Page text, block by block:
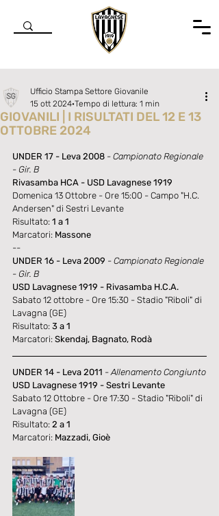
GIOVANILI | I RISULTATI DEL 12 E 13
OTTOBRE 2024
Ufficio Stampa Settore Giovanile
15 ott 2024 Tempo di lettura: 1 min
UNDER 17 - Leva 2008 - Campionato Regionale
- Gir. B
Rivasamba HCA - USD Lavagnese 1919
Domenica 13 Ottobre - Ore 15:00 - Campo "H.C.
Andersen" di Sestri Levante
Risultato: 1 a 1
Marcatori: Massone
--
UNDER 16 - Leva 2009 - Campionato Regionale
- Gir. B
USD Lavagnese 1919 - Rivasamba H.C.A.
Sabato 12 ottobre - Ore 15:30 - Stadio "Riboli" di
Lavagna (GE)
Risultato: 3 a 1
Marcatori: Skendaj, Bagnato, Rodà
UNDER 14 - Leva 2011 - Allenamento Congiunto
USD Lavagnese 1919 - Sestri Levante
Sabato 12 Ottobre - Ore 17:30 - Stadio "Riboli" di
Lavagna (GE)
Risultato: 2 a 1
Marcatori: Mazzadi, Gioè